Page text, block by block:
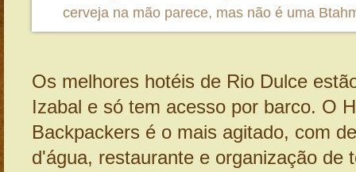
cerveja na mão parece, mas não é uma
Os melhores hotéis de Rio Dulce
Izabal e só tem acesso por barco. O
Backpackers é o mais agitado, com
d'água, restaurante e organização de